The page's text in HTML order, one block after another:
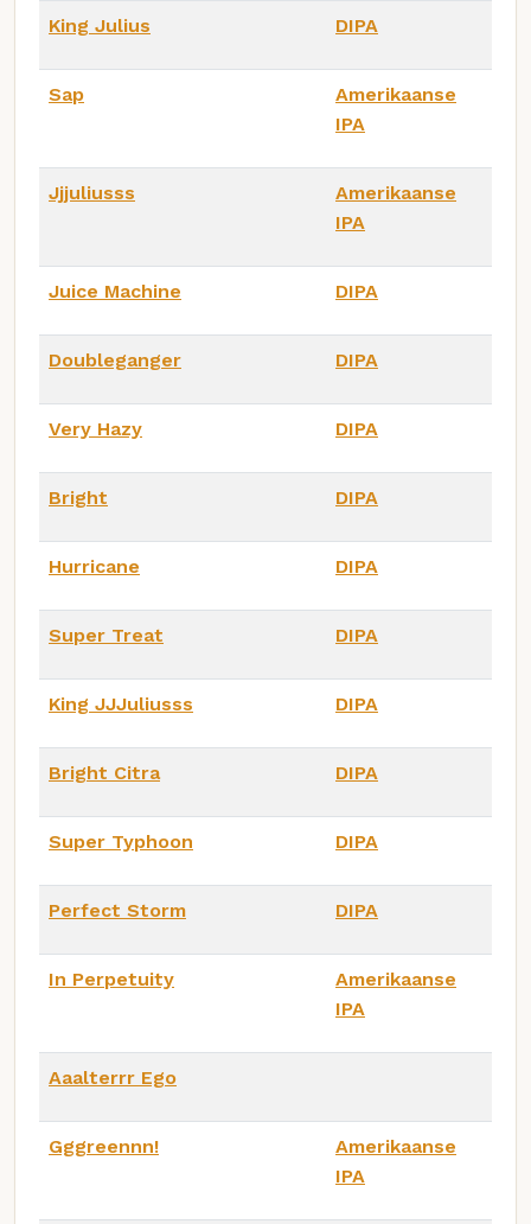
King Julius DIPA
Sap
Amerikaanse
IPA
Jjjuliusss
Amerikaanse
IPA
Juice Machine DIPA
Doubleganger DIPA
Very Hazy DIPA
Bright DIPA
Hurricane DIPA
Super Treat DIPA
King JJJuliusss DIPA
Bright Citra DIPA
Super Typhoon DIPA
Perfect Storm DIPA
In Perpetuity
Amerikaanse
IPA
Aaalterrr Ego
Gggreennn!
Amerikaanse
IPA